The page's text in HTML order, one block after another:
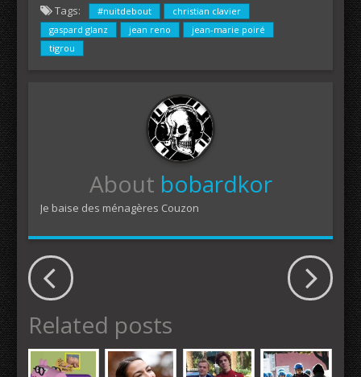
Tags: #nuitdebout
christian clavier
gaspard glanz
jean reno
jean-marie poiré
tigrou
About bobardkor
Je baise des ménagères Couzon
Related posts